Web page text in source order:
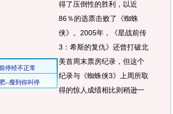
得了压倒性的胜利，以近
86％的选票击败了《蜘蛛
侠》。2005年，《星战前传
3：希斯的复仇》还曾打破北
美首周末票房纪录，但这个
纪录与《蜘蛛侠3》上周所取
得的惊人成绩相比则稍逊一